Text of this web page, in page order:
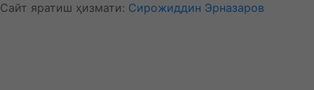
Сайт яратиш ҳизмати: Сирожиддин Эрназаров